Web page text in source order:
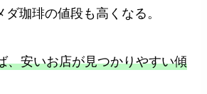
珈琲の値段も高くなる。
、安いお店が見つかりやすい傾